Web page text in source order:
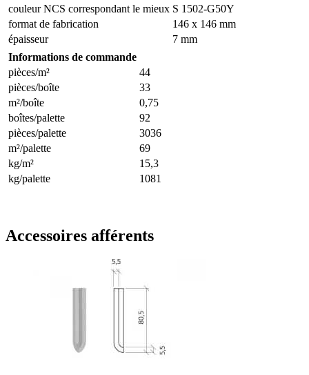
couleur NCS correspondant le mieux S 1502-G50Y
format de fabrication
146 x 146 mm
épaisseur
7 mm
Informations de commande
pièces/m²
44
pièces/boîte
33
m²/boîte
0,75
boîtes/palette
92
pièces/palette
3036
m²/palette
69
kg/m²
15,3
kg/palette
1081
Accessoires afférents